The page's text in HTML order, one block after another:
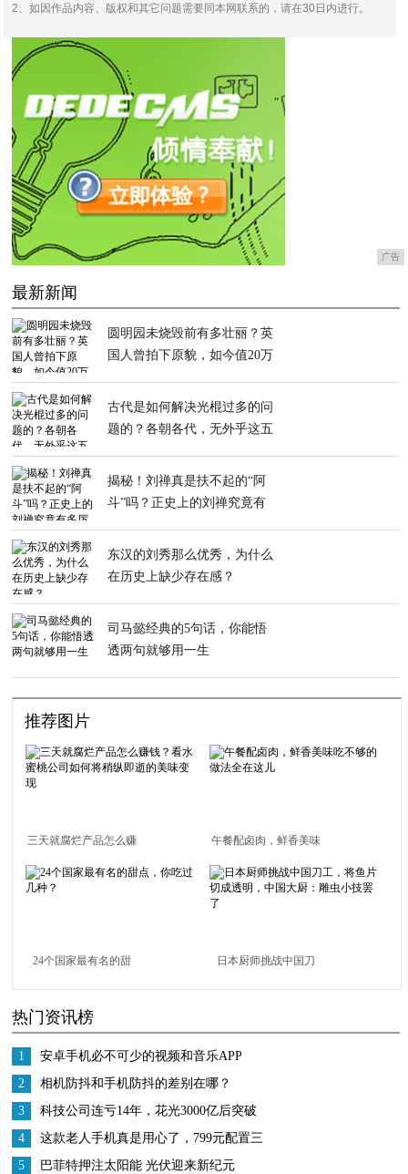
2、如因作品内容、版权和其它问题需要同本网联系的，请在30日内进行。
广告
最新新闻
圆明园未烧毁前有多壮丽？英
国人曾拍下原貌，如今值20万
古代是如何解决光棍过多的问
题的？各朝各代，无外乎这五
揭秘！刘禅真是扶不起的“阿
斗”吗？正史上的刘禅究竟有
东汉的刘秀那么优秀，为什么
在历史上缺少存在感？
司马懿经典的5句话，你能悟
透两句就够用一生
推荐图片
三天就腐烂产品怎么赚
钱？看水蜜桃公司如何
将稍纵即逝的美味变现
午餐配卤肉，鲜香美味
吃不够的做法全在这儿
24个国家最有名的甜 日本厨师挑战中国刀
热门资讯榜
1
安卓手机必不可少的视频和音乐APP
2
相机防抖和手机防抖的差别在哪？
3
科技公司连亏14年，花光3000亿后突破
封锁，逆袭成全球第一
4
这款老人手机真是用心了，799元配置三
摄，还有5000mAh电池
5 巴菲特押注太阳能 光伏迎来新纪元